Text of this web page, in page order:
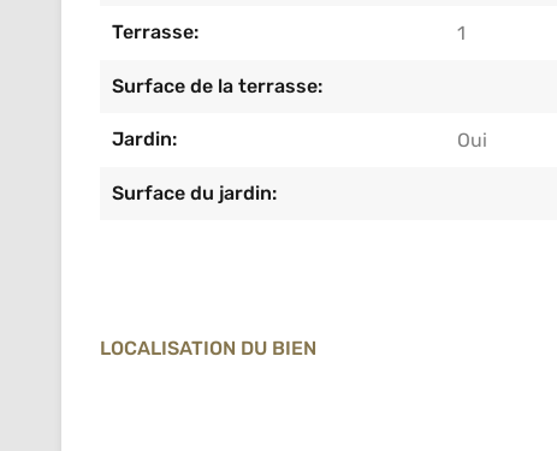
Terrasse: 1
Surface de la terrasse:
Jardin: Oui
Surface du jardin:
LOCALISATION DU BIEN